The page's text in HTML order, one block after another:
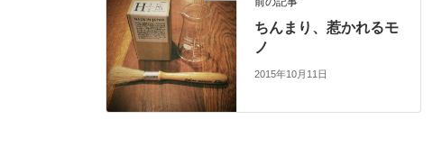
ちんまり、惹かれるモ
ノ
2015年10月11日